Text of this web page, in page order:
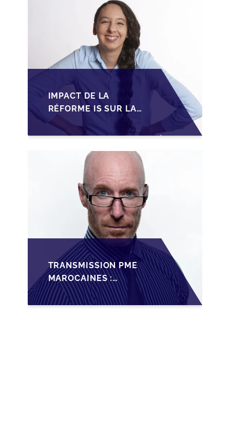
IMPACT DE LA
RÉFORME IS SUR LA
TRANSMISSION DES
PME FAMILIALES AU
TRANSMISSION PME
MAROCAINES :
SÉCURISER LA
CESSION AVEC LES